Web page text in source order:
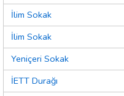
İlim Sokak
İlim Sokak
Yeniçeri Sokak
İETT Durağı